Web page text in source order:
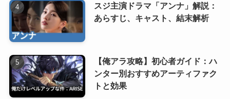
スジ主演ドラマ「アンナ」解説：
あらすじ、キャスト、結末解析
【俺アラ攻略】初心者ガイド：ハ
ンター別おすすめアーティファク
トと効果